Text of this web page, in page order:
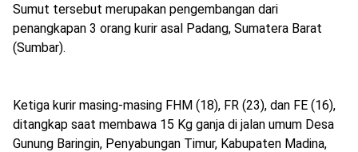
Sumut tersebut merupakan pengembangan dari
penangkapan 3 orang kurir asal Padang, Sumatera Barat
(Sumbar).
Ketiga kurir masing-masing FHM (18), FR (23), dan FE (16),
ditangkap saat membawa 15 Kg ganja di jalan umum Desa
Gunung Baringin, Penyabungan Timur, Kabupaten Madina,